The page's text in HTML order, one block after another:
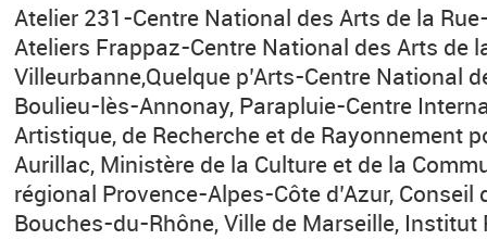
Atelier 231-Centre National des Arts de la
Ateliers Frappaz-Centre National des Arts de
Villeurbanne,Quelque p’Arts-Centre National
Boulieu-lès-Annonay, Parapluie-Centre
Artistique, de Recherche et de Rayonnement
Aurillac, Ministère de la Culture et de la
régional Provence-Alpes-Côte d’Azur,
Bouches-du-Rhône, Ville de Marseille, Institut